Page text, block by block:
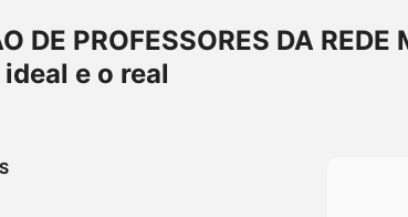
DE PROFESSORES DA REDE
e o real